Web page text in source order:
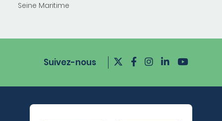
Seine Maritime
Suivez-nous